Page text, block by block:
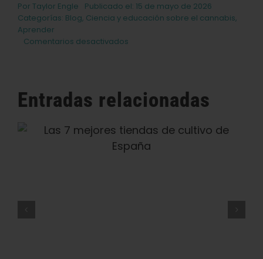
Por Taylor Engle
Publicado el: 15 de mayo de 2026
Categorías: Blog, Ciencia y educación sobre el cannabis,
Aprender
Comentarios desactivadosen
y
cannabis
Entradas relacionadas
Las 9 Mejores Cafeterías De
Ámsterdam